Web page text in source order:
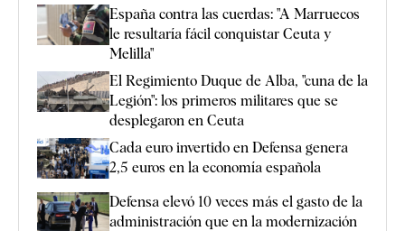
España contra las cuerdas: "A Marruecos
le resultaría fácil conquistar Ceuta y
Melilla"
El Regimiento Duque de Alba, "cuna de la
Legión": los primeros militares que se
desplegaron en Ceuta
Cada euro invertido en Defensa genera
2,5 euros en la economía española
Defensa elevó 10 veces más el gasto de la
administración que en la modernización